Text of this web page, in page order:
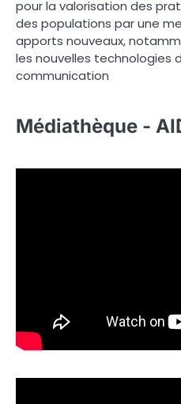
pour la valorisation des
des populations par une
apports nouveaux,
les nouvelles technologies
communication
Médiathèque -